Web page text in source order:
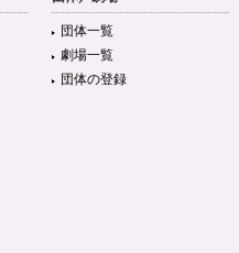
団体一覧
劇場一覧
団体の登録